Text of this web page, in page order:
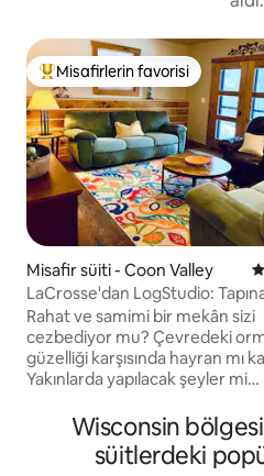
Misafirlerin favorilerinden en
Misafirlerin favorisi
Misafir süiti - Coon Valley
LaCrosse'dan LogStudio:
Kayak/Balık/Yürüyüş/Rahatlama
Rahat ve samimi bir mekân sizi
cezbediyor mu? Çevredeki
güzelliği karşısında hayran mı
Yakınlarda yapılacak şeyler mi
Bölgesi'ni deneyimlemek için
çıkmadan önce huzur,
doğanın keyfini çıkarın.
Wisconsin
süitlerdeki